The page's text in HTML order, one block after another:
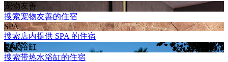
宠物友善
搜索宠物友善的住宿
SPA
搜索店内提供 SPA 的住宿
热水浴缸
搜索带热水浴缸的住宿